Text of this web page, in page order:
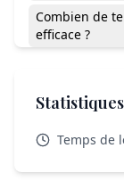
Combien de
efficace ?
Comment
Statistiques
Temps de